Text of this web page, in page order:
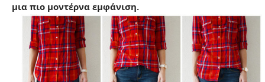
μια πιο μοντέρνα εμφάνιση.